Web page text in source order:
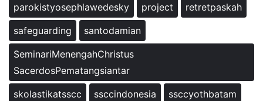
parokistyosephlawedesky
project
retretpaskah
safeguarding
santodamian
SeminariMenengahChristus
SacerdosPematangsiantar
skolastikatsscc
ssccindonesia
ssccyothbatam